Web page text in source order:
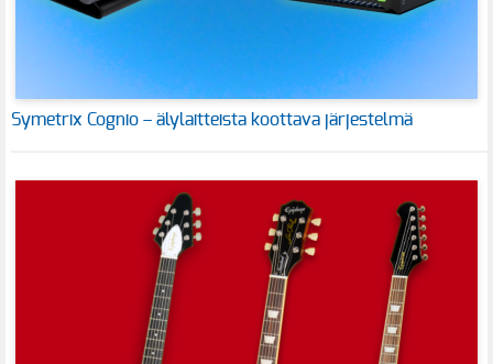
Symetrix Cognio – älylaitteista koottava järjestelmä